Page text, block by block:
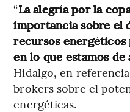
“La alegría por la
importancia sobre el
recursos
en lo que estamos de
Hidalgo, en
brokers sobre el
energéticas.